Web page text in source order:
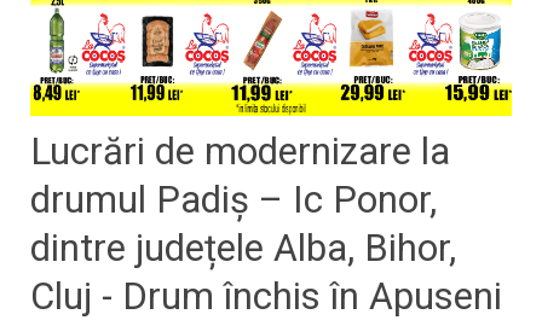
Lucrări de modernizare la
drumul Padiş – Ic Ponor,
dintre județele Alba, Bihor,
Cluj - Drum închis în Apuseni